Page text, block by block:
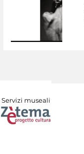
Servizi museali